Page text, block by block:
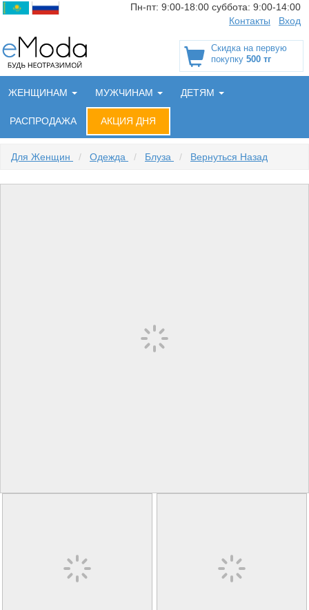
Пн-пт: 9:00-18:00 суббота: 9:00-14:00
Контакты
Вход
Скидка на первую
покупку 500 тг
ЖЕНЩИНАМ МУЖЧИНАМ ДЕТЯМ
РАСПРОДАЖА АКЦИЯ ДНЯ
Для Женщин / Одежда / Блуза / Вернуться Назад